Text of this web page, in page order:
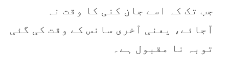
جب تک کہ اسے جان کنی کا وقت نہ
آجائے، یعنی آخری سانس کے وقت کی گئی
توبہ نا مقبول ہے۔